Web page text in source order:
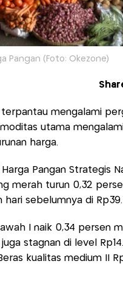
Pangan (Foto: Okezone)
mengalami
utama
harga.
Pangan Strategis
merah turun 0,32
hari sebelumnya di
I naik 0,34 persen
stagnan di level
kualitas medium II